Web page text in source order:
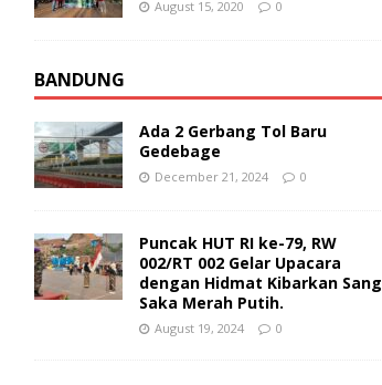
August 15, 2020 0
BANDUNG
Ada 2 Gerbang Tol Baru
Gedebage
December 21, 2024 0
Puncak HUT RI ke-79, RW
002/RT 002 Gelar Upacara
dengan Hidmat Kibarkan Sang
Saka Merah Putih.
August 19, 2024 0